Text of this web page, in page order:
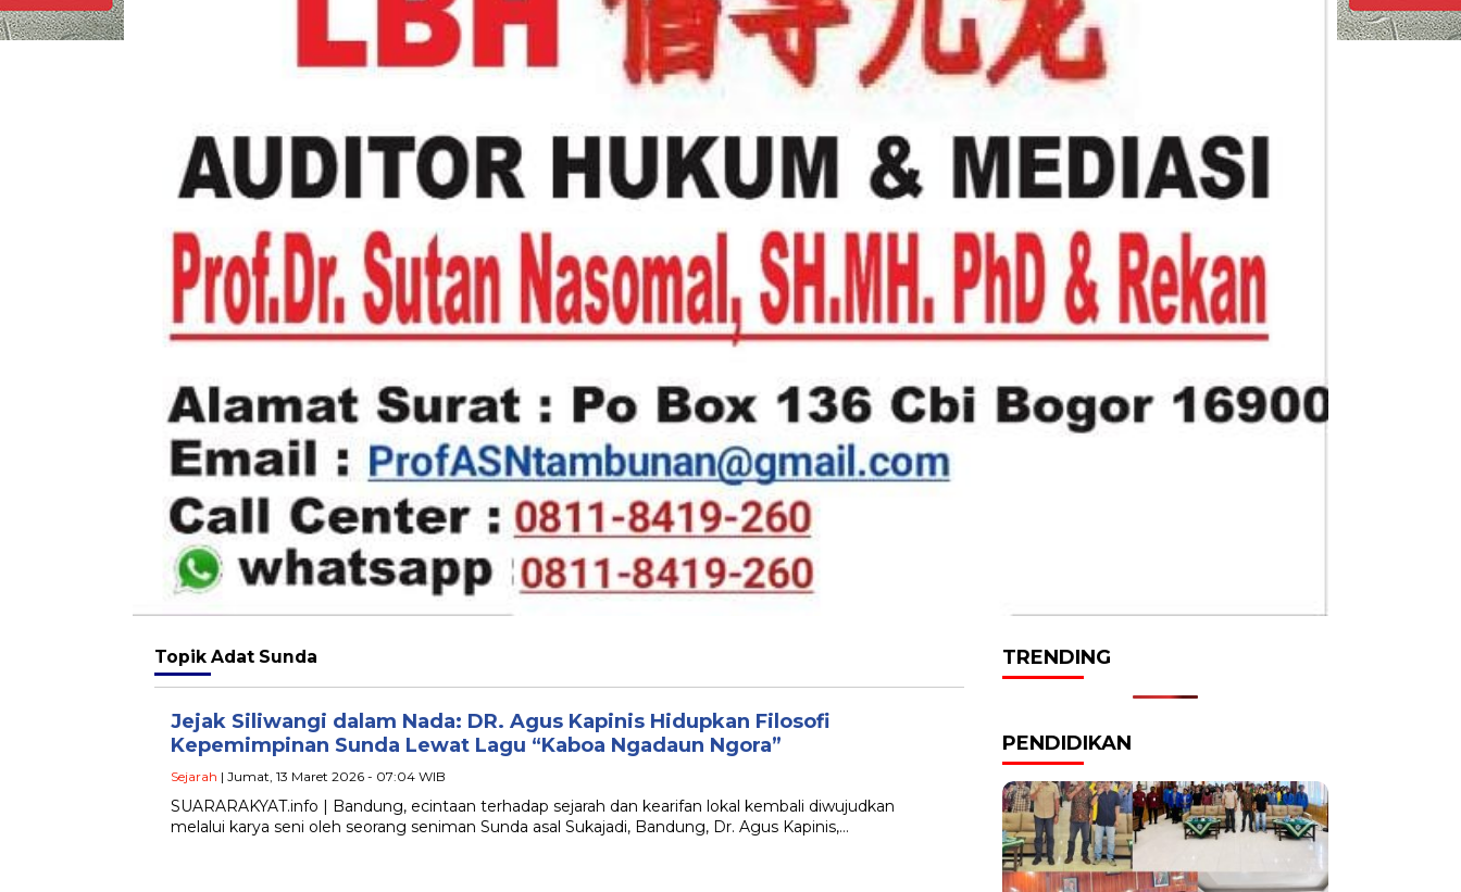
Topik Adat Sunda
Jejak Siliwangi dalam Nada: DR. Agus Kapinis Hidupkan Filosofi
Kepemimpinan Sunda Lewat Lagu “Kaboa Ngadaun Ngora”
Sejarah | Jumat, 13 Maret 2026 - 07:04 WIB
SUARARAKYAT.info | Bandung, ecintaan terhadap sejarah dan kearifan lokal kembali diwujudkan
melalui karya seni oleh seorang seniman Sunda asal Sukajadi, Bandung, Dr. Agus Kapinis,…
TRENDING
PENDIDIKAN